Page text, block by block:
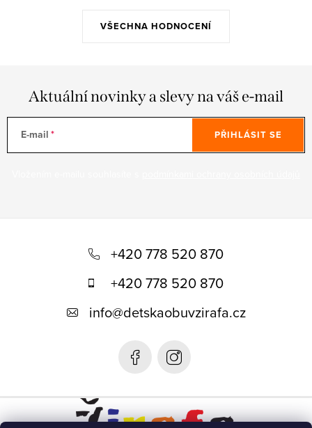
VŠECHNA HODNOCENÍ
Aktuální novinky a slevy na váš e-mail
E-mail PŘIHLÁSIT SE
+420 778 520 870
+420 778 520 870
info@detskaobuvzirafa.cz